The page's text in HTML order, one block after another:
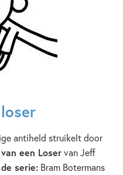
antiheld struikelt door
een Loservan Jeff
serie: Bram Botermans